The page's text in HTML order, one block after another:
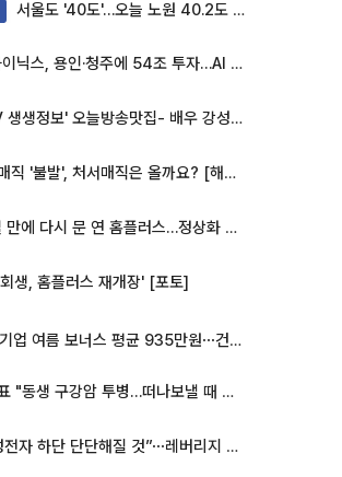
서울도 '40도'…오늘 노원 40.2도 기록
SK하이닉스, 용인·청주에 54조 투자…AI 메모리 생산기지 키운다
'2TV 생생정보' 오늘방송맛집- 배우 강성진 단골! 쌀국수ㆍ푸팟퐁 커리 맛집 '블○○○'
입추매직 '불발', 처서매직은 올까요? [해시태그]
22일 만에 다시 문 연 홈플러스…정상화 바쁜데 재고 없어 ‘발동동’[가보니]
생, 홈플러스 재개장' [포토]
日대기업 여름 보너스 평균 935만원⋯건설회사 1800만 넘어
차인표 "동생 구강암 투병…떠나보낼 때 가장 힘들었다”
“삼성전자 하단 단단해질 것”⋯레버리지 규제에 쏠림 완화 [찐코노미]